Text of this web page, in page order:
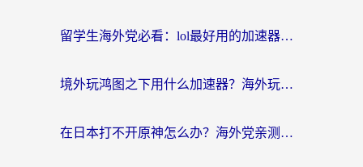
留学生海外党必看：lol最好用的加速器怎么选？附一梦江湖、神鬼传奇加速攻略
境外玩鸿图之下用什么加速器？海外玩家必看的国服游戏加速全攻略
在日本打不开原神怎么办？海外党亲测有效的国服游戏加速指南